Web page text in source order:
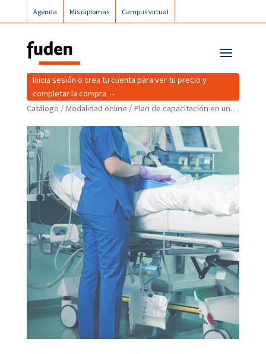
Agenda Mis diplomas Campus virtual
Catálogo / Modalidad online / Plan de capacitación en unidades de cuidados intensivos por COVID-19
Inicia sesión o crea tu cuenta para ver tu precio y
completar la compra →